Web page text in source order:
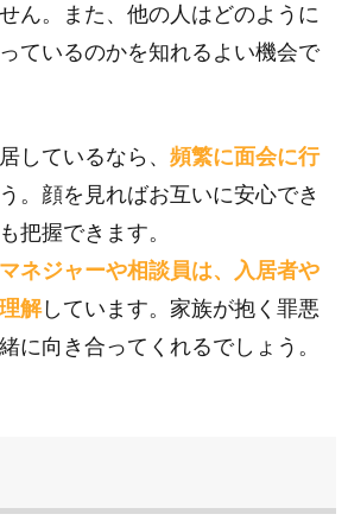
ん。また、他の人はどのように
ているのかを知れるよい機会で
しているなら、 頻繁に面会に行
。顔を見ればお互いに安心でき
把握できます。
ネジャーや相談員は、入居者や
解しています。家族が抱く罪悪
に向き合ってくれるでしょう。